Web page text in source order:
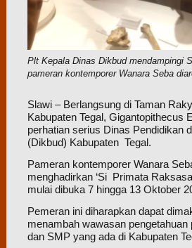
Plt Kepala Dinas Dikbud mendampingi
pameran kontemporer Wanara Seba
Slawi – Berlangsung di Taman
Kabupaten Tegal, Gigantopithecus
perhatian serius Dinas Pendidikan
(Dikbud) Kabupaten Tegal.
Pameran kontemporer Wanara
menghadirkan ‘Si Primata
mulai dibuka 7 hingga 13 Oktober
Pemeran ini diharapkan dapat
menambah wawasan pengetahuan
dan SMP yang ada di Kabupaten